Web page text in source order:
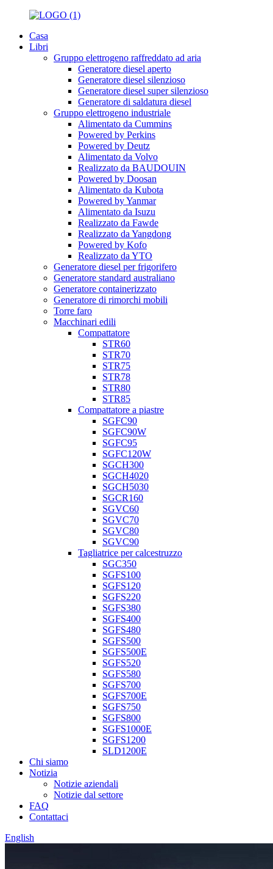
Casa
Libri
Gruppo elettrogeno raffreddato ad aria
Generatore diesel aperto
Generatore diesel silenzioso
Generatore diesel super silenzioso
Generatore di saldatura diesel
Gruppo elettrogeno industriale
Alimentato da Cummins
Powered by Perkins
Powered by Deutz
Alimentato da Volvo
Realizzato da BAUDOUIN
Powered by Doosan
Alimentato da Kubota
Powered by Yanmar
Alimentato da Isuzu
Realizzato da Fawde
Realizzato da Yangdong
Powered by Kofo
Realizzato da YTO
Generatore diesel per frigorifero
Generatore standard australiano
Generatore containerizzato
Generatore di rimorchi mobili
Torre faro
Macchinari edili
Compattatore
STR60
STR70
STR75
STR78
STR80
STR85
Compattatore a piastre
SGFC90
SGFC90W
SGFC95
SGFC120W
SGCH300
SGCH4020
SGCH5030
SGCR160
SGVC60
SGVC70
SGVC80
SGVC90
Tagliatrice per calcestruzzo
SGC350
SGFS100
SGFS120
SGFS220
SGFS380
SGFS400
SGFS480
SGFS500
SGFS500E
SGFS520
SGFS580
SGFS700
SGFS700E
SGFS750
SGFS800
SGFS1000E
SGFS1200
SLD1200E
Chi siamo
Notizia
Notizie aziendali
Notizie dal settore
FAQ
Contattaci
English